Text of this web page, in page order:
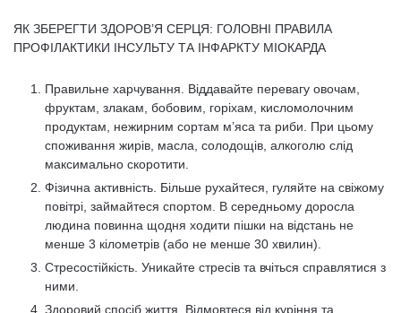
ЯК ЗБЕРЕГТИ ЗДОРОВ’Я СЕРЦЯ: ГОЛОВНІ ПРАВИЛА
ПРОФІЛАКТИКИ ІНСУЛЬТУ ТА ІНФАРКТУ МІОКАРДА
Правильне харчування. Віддавайте перевагу овочам,
фруктам, злакам, бобовим, горіхам, кисломолочним
продуктам, нежирним сортам м’яса та риби. При цьому
споживання жирів, масла, солодощів, алкоголю слід
максимально скоротити.
Фізична активність. Більше рухайтеся, гуляйте на свіжому
повітрі, займайтеся спортом. В середньому доросла
людина повинна щодня ходити пішки на відстань не
менше 3 кілометрів (або не менше 30 хвилин).
Стресостійкість. Уникайте стресів та вчіться справлятися з
ними.
Здоровий спосіб життя. Відмовтеся від куріння та